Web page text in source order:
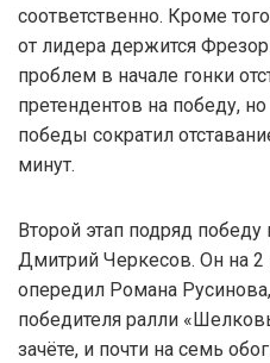
соответственно. Кроме
от лидера держится
проблем в начале гонки
претендентов на победу,
победы сократил
минут.
Второй этап подряд
Дмитрий Черкесов. Он на
опередил Романа
победителя ралли
зачёте, и почти на семь